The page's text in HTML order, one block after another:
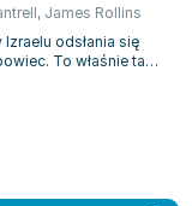
, James Rollins
odsłania się
To właśnie tam
po...